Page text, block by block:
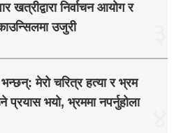
खत्रीद्वारा निर्वाचन आयोग र
उजुरी
मेरो चरित्र हत्या र भ्रम
प्रयास भयो, भ्रममा नपर्नुहोला